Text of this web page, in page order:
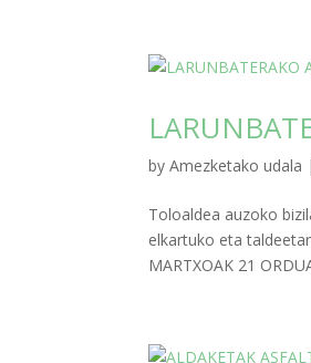
byAmezketako udala |
Toloaldea auzoko
elkartuko eta
MARTXOAK 21